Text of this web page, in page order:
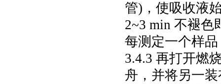
管) ，使吸收液
2~3 min 不褪色
每测定一个样
3.4.3 再打开燃
舟，并将另一